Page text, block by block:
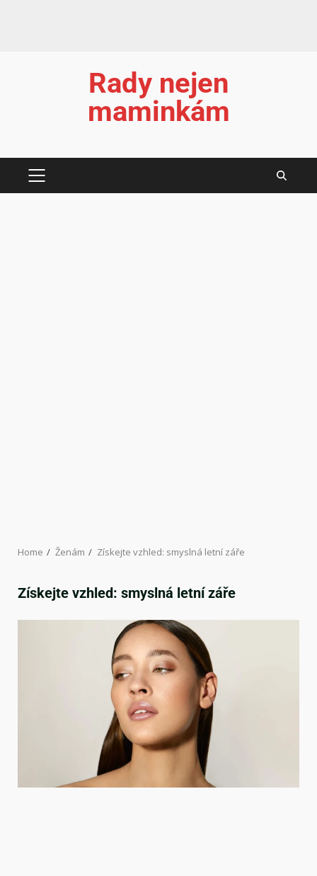
Rady nejen
maminkám
Home Ženám Získejte vzhled: smyslná letní záře
Získejte vzhled: smyslná letní záře